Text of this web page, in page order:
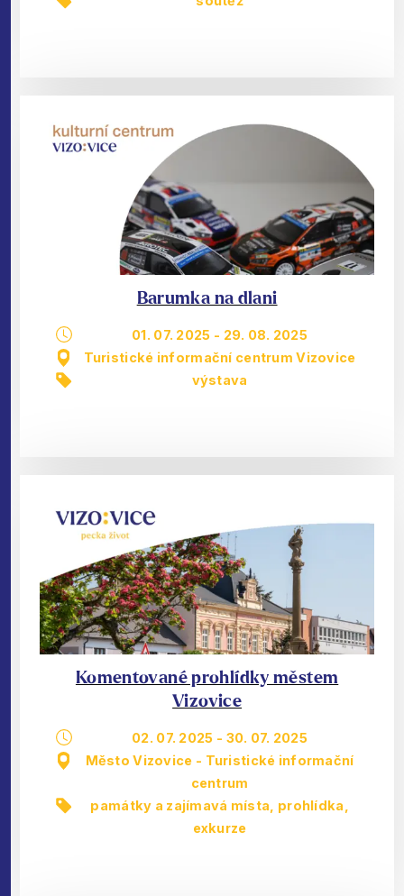
Barumka na dlani
01. 07. 2025 - 29. 08. 2025
Turistické informační centrum Vizovice
výstava
Komentované prohlídky městem
Vizovice
02. 07. 2025 - 30. 07. 2025
Město Vizovice - Turistické informační
centrum
památky a zajímavá místa
prohlídka,
exkurze